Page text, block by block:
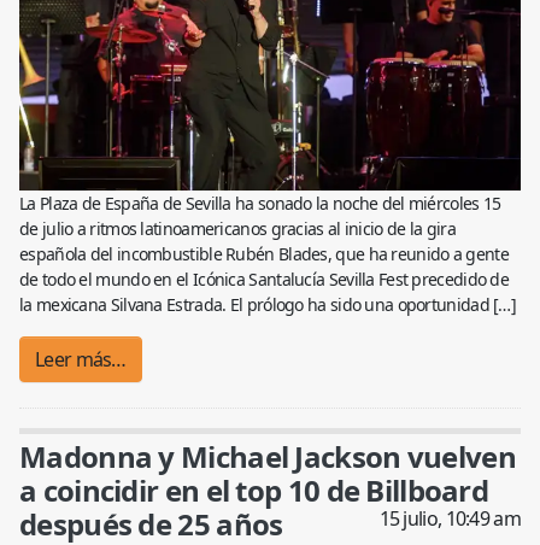
La Plaza de España de Sevilla ha sonado la noche del miércoles 15
de julio a ritmos latinoamericanos gracias al inicio de la gira
española del incombustible Rubén Blades, que ha reunido a gente
de todo el mundo en el Icónica Santalucía Sevilla Fest precedido de
la mexicana Silvana Estrada. El prólogo ha sido una oportunidad […]
Leer más…
Madonna y Michael Jackson vuelven
a coincidir en el top 10 de Billboard
después de 25 años
15 julio, 10:49 am